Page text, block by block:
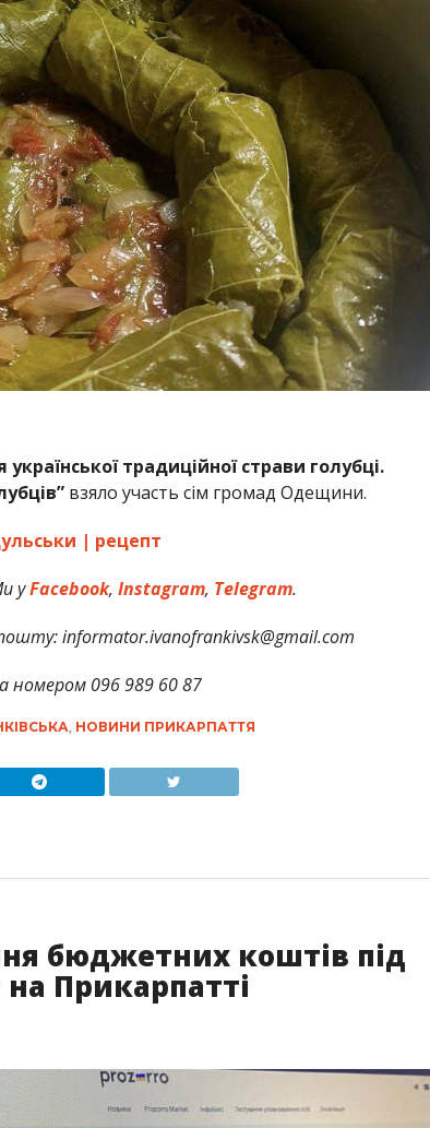
української традиційної страви голубці.
взяло участь сім громад Одещини.
| рецепт
уFacebook, Instagram, Telegram.
informator.ivanofrankivsk@gmail.com
номером 096 989 60 87
, НОВИНИ ПРИКАРПАТТЯ
бюджетних коштів під
Прикарпатті